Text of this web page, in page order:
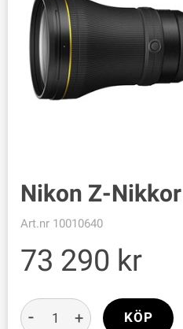
Nikon Z-
Art.nr 10010640
73 290
- + KÖP